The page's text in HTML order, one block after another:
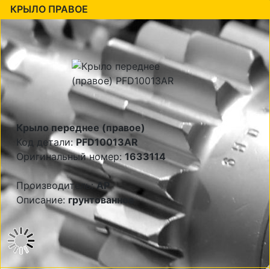
КРЫЛО ПРАВОЕ
Крыло переднее (правое)
Код детали:PFD10013AR
Оригинальный номер:1633114
Производитель:AP
Описание: грунтованное